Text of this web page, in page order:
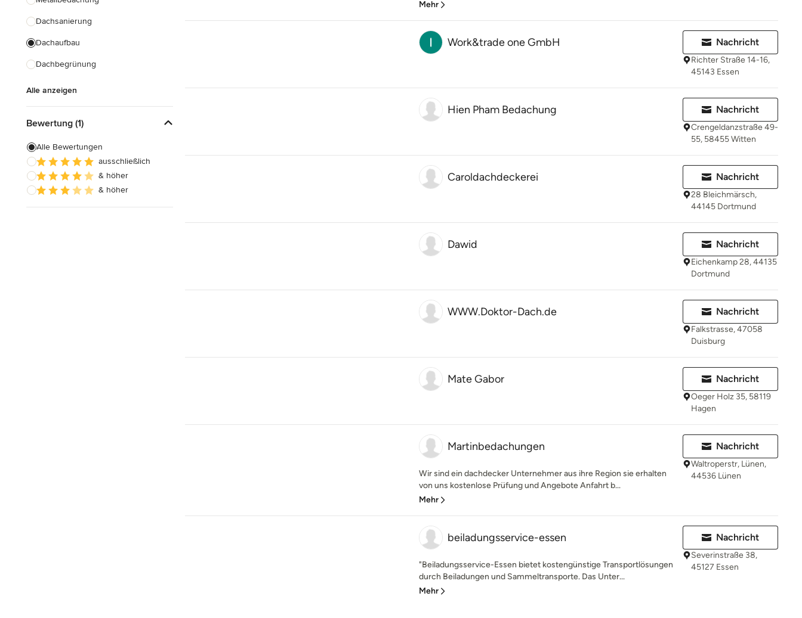
Dachsanierung
Dachaufbau
Dachbegrünung
Alle anzeigen
Bewertung (1)
Alle Bewertungen
ausschließlich
& höher
& höher
Mehr
Work&trade one GmbH Nachricht
Richter Straße 14-16,
45143 Essen
Hien Pham Bedachung Nachricht
Crengeldanzstraße 49-
55, 58455 Witten
Caroldachdeckerei Nachricht
28 Bleichmärsch,
44145 Dortmund
Dawid Nachricht
Eichenkamp 28, 44135
Dortmund
WWW.Doktor-Dach.de Nachricht
Falkstrasse, 47058
Duisburg
Mate Gabor Nachricht
Oeger Holz 35, 58119
Hagen
Martinbedachungen
Wir sind ein dachdecker Unternehmer aus ihre Region sie erhalten
von uns kostenlose Prüfung und Angebote Anfahrt b...
Mehr
Nachricht
Waltroperstr, Lünen,
44536 Lünen
beiladungsservice-essen
"Beiladungsservice-Essen bietet kostengünstige Transportlösungen
durch Beiladungen und Sammeltransporte. Das Unter...
Mehr
Nachricht
Severinstraße 38,
45127 Essen